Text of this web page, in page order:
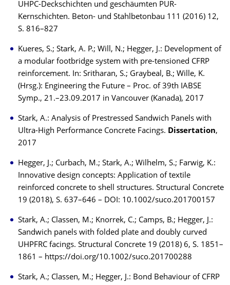
UHPC-Deckschichten und geschäumten PUR-
Kernschichten. Beton- und Stahlbetonbau 111 (2016) 12,
S. 816–827
Kueres, S.; Stark, A. P.; Will, N.; Hegger, J.: Development of
a modular footbridge system with pre-tensioned CFRP
reinforcement. In: Sritharan, S.; Graybeal, B.; Wille, K.
(Hrsg.): Engineering the Future – Proc. of 39th IABSE
Symp., 21.–23.09.2017 in Vancouver (Kanada), 2017
Stark, A.: Analysis of Prestressed Sandwich Panels with
Ultra-High Performance Concrete Facings. Dissertation,
2017
Hegger, J.; Curbach, M.; Stark, A.; Wilhelm, S.; Farwig, K.:
Innovative design concepts: Application of textile
reinforced concrete to shell structures. Structural Concrete
19 (2018), S. 637–646 – DOI: 10.1002/suco.201700157
Stark, A.; Classen, M.; Knorrek, C.; Camps, B.; Hegger, J.:
Sandwich panels with folded plate and doubly curved
UHPFRC facings. Structural Concrete 19 (2018) 6, S. 1851–
1861 – https://doi.org/10.1002/suco.201700288
Stark, A.; Classen, M.; Hegger, J.: Bond Behaviour of CFRP